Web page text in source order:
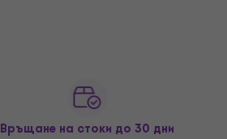
Връщане на стоки до 30 дни